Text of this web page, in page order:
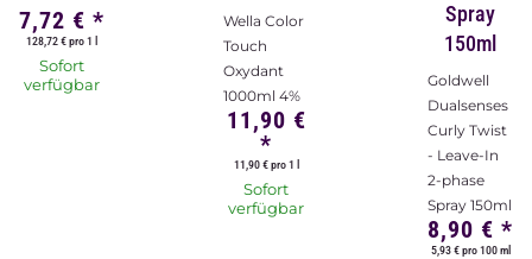
7,72 € *
128,72 € pro 1 l
Sofort
verfügbar
Wella Color
Touch
Oxydant
1000ml 4%
11,90 €
*
11,90 € pro 1 l
Sofort
verfügbar
Spray
150ml
Goldwell
Dualsenses
Curly Twist
- Leave-In
2-phase
Spray 150ml
8,90 € *
5,93 € pro 100 ml